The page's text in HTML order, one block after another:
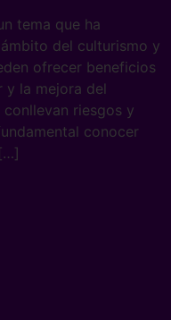
tema que ha
del culturismo y
ofrecer beneficios
y la mejora del
riesgos y
conocer